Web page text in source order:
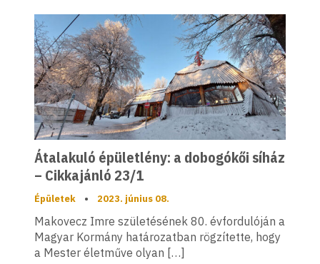
Átalakuló épületlény: a dobogókői síház
– Cikkajánló 23/1
Épületek • 2023. június 08.
Makovecz Imre születésének 80. évfordulóján a
Magyar Kormány határozatban rögzítette, hogy
a Mester életműve olyan […]